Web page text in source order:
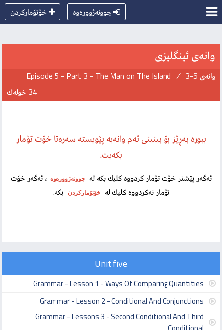
چوونەژوورەوە خۆتۆماركردن
وانەی ئینگلیزی
وانەی 5-3 /
Episode 5 - Part 3 - The Man on The Island
34 خولەك
ببورە بەڕێز بۆ بینینی ئەم وانەیە پێویستە سەرەتا خۆت تۆمار
بكەیت.
ئەگەر پێشتر خۆت تۆمار كردووە كلیك بكە لە چوونەژوورەوە ، ئەگەر خۆت
تۆمار نەكردووە كلیك لە
خۆتۆماركردن بكە.
Unit five
Grammar - Lesson 1 - Ways Of Comparing Quantities
Grammar - Lesson 2 - Conditional And Conjunctions
Grammar - Lessons 3 - Second Conditional And Third